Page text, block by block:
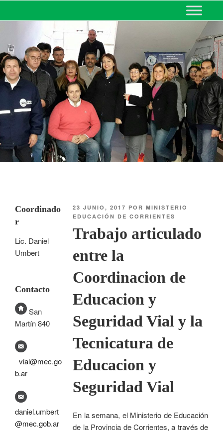
MINISTERIO DE EDUCACIÓN
DE CORRIENTES
23 JUNIO, 2017 PORMINISTERIO
EDUCACIÓN DE CORRIENTES
Trabajo articulado
entre la
Coordinacion de
Educacion y
Seguridad Vial y la
Tecnicatura de
Educacion y
Seguridad Vial
En la semana, el Ministerio de Educación
de la Provincia de Corrientes, a través de
Coordinado
r
Lic. Daniel
Umbert
Contacto
San
Martín 840
vial@mec.go
b.ar
daniel.umbert
@mec.gob.ar